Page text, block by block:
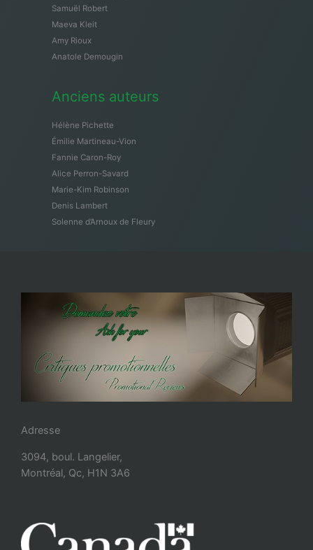
Samuël Robert
Maeva Kleit
Amy Rioux
Anatole Demougin
Anciens auteurs
Hélène Pichette
Émilie Martineau-Vion
Fannie Caron-Roy
Alice Perron-Savard
Marie-Kim Robinson
Denis Lambert
Solenne d’Arnoux de Fleury
Adresse
3094, boul. Langelier,
Montréal, Qc, H1N 3A6